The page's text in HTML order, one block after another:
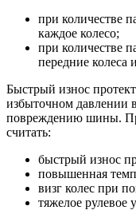
при количестве
каждое колесо;
при количестве
передние колеса
Быстрый износ
избыточном давлении
повреждению шины.
считать:
быстрый износ
повышенная
визг колес при
тяжелое рулевое